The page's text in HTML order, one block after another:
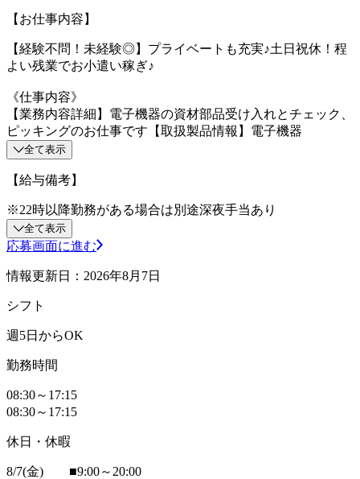
【お仕事内容】
【経験不問！未経験◎】プライベートも充実♪土日祝休！程
よい残業でお小遣い稼ぎ♪
《仕事内容》
【業務内容詳細】電子機器の資材部品受け入れとチェック、
ピッキングのお仕事です【取扱製品情報】電子機器
全て表示
【給与備考】
※22時以降勤務がある場合は別途深夜手当あり
全て表示
応募画面に進む
情報更新日：2026年8月7日
シフト
週5日からOK
勤務時間
08:30～17:15
08:30～17:15
休日・休暇
8/7(金) ■9:00～20:00